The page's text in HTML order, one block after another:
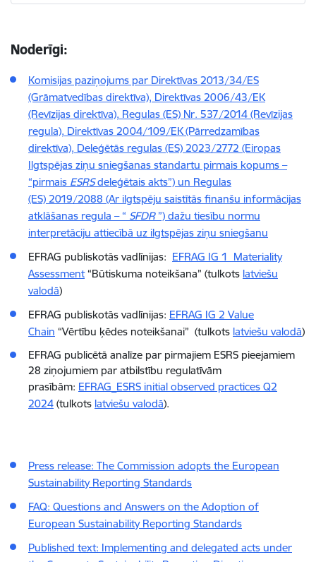
Noderīgi:
Komisijas paziņojums par Direktīvas 2013/34/ES
(Grāmatvedības direktīva), Direktīvas 2006/43/EK
(Revīzijas direktīva), Regulas (ES) Nr. 537/2014 (Revīzijas
regula), Direktīvas 2004/109/EK (Pārredzamības
direktīva), Deleģētās regulas (ES) 2023/2772 (Eiropas
Ilgtspējas ziņu sniegšanas standartu pirmais kopums –
“pirmais ESRSdeleģētais akts”) un Regulas
(ES) 2019/2088 (Ar ilgtspēju saistītās finanšu informācijas
atklāšanas regula – “ SFDR”) dažu tiesību normu
interpretāciju attiecībā uz ilgtspējas ziņu sniegšanu
EFRAG publiskotās vadlīnijas: EFRAG IG 1 Materiality
Assessment“Būtiskuma noteikšana” (tulkots latviešu
valodā)
EFRAG publiskotās vadlīnijas: EFRAG IG 2 Value
Chain “Vērtību ķēdes noteikšanai” (tulkots latviešu valodā)
EFRAG publicētā analīze par pirmajiem ESRS pieejamiem
28 ziņojumiem par atbilstību regulatīvām
prasībām: EFRAG_ESRS initial observed practices Q2
2024 (tulkots latviešu valodā).
Press release: The Commission adopts the European
Sustainability Reporting Standards
FAQ: Questions and Answers on the Adoption of
European Sustainability Reporting Standards
Published text: Implementing and delegated acts under